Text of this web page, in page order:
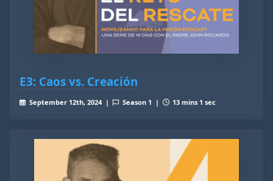
E3: Caos vs. Creación
September 12th, 2024 | Season 1 | 13 mins 1 sec